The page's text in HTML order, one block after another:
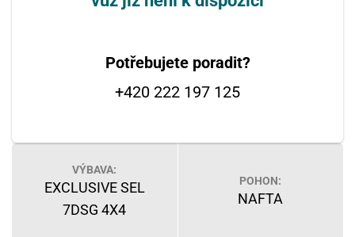
Potřebujete poradit?
+420 222 197 125
VÝBAVA:
EXCLUSIVE SEL
7DSG 4X4
POHON:
NAFTA